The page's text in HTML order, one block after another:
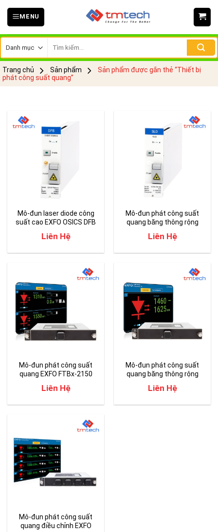
Skip
MENU
kiếm:
Trang chủ Sản phẩm
Sản phẩm được gắn thẻ “Thiết bị
phát công suất quang”
Mô-đun laser diode công
suất cao EXFO OSICS DFB
Liên Hệ
Mô-đun phát công suất
quang băng thông rộng
Liên Hệ
Mô-đun phát công suất
quang EXFO FTBx-2150
Liên Hệ
Mô-đun phát công suất
quang băng thông rộng
Liên Hệ
Mô-đun phát công suất
quang điều chỉnh EXFO